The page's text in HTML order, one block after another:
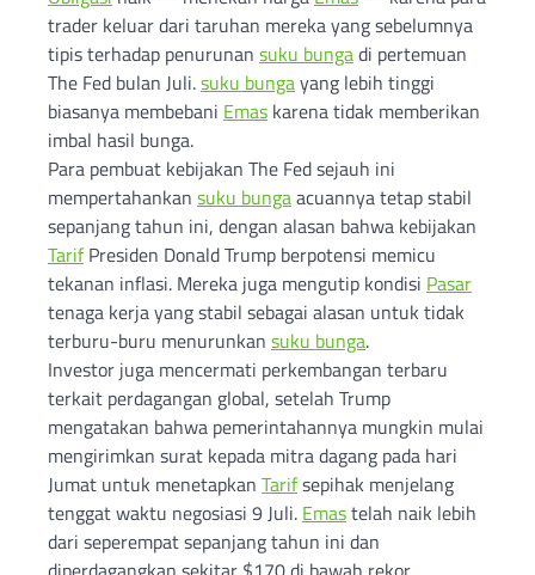
trader keluar dari taruhan mereka yang sebelumnya
tipis terhadap penurunan suku bungadi pertemuan
The Fed bulan Juli.suku bungayang lebih tinggi
biasanya membebani Emas karena tidak memberikan
imbal hasil bunga.
Para pembuat kebijakan The Fed sejauh ini
mempertahankan suku bungaacuannya tetap stabil
sepanjang tahun ini, dengan alasan bahwa kebijakan
TarifPresiden Donald Trump berpotensi memicu
tekanan inflasi. Mereka juga mengutip kondisi Pasar
tenaga kerja yang stabil sebagai alasan untuk tidak
terburu-buru menurunkan suku bunga.
Investor juga mencermati perkembangan terbaru
terkait perdagangan global, setelah Trump
mengatakan bahwa pemerintahannya mungkin mulai
mengirimkan surat kepada mitra dagang pada hari
Jumat untuk menetapkan Tarifsepihak menjelang
tenggat waktu negosiasi 9 Juli. Emastelah naik lebih
dari seperempat sepanjang tahun ini dan